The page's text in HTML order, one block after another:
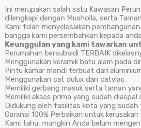
Ini merupakan salah satu Kawasan
dilengkapi dengan Musholla, serta
Kami telah menyelesaikan
bangga kami persembahkan kepada anda
Keunggulan yang kami tawarkan
Perumahan bersubsidi TERBAIK
Menggunakan keramik batu alam pada
Pintu kamar mandi terbuat dari
Menggunakan cat dulux dan catylac
Memiliki gerbang masuk serta taman
Memiliki akses prima yang sudah
Didukung oleh fasilitas kota yang sudah
Garansi 100% Perbaikan untuk
Kami tahu, mungkin Anda belum